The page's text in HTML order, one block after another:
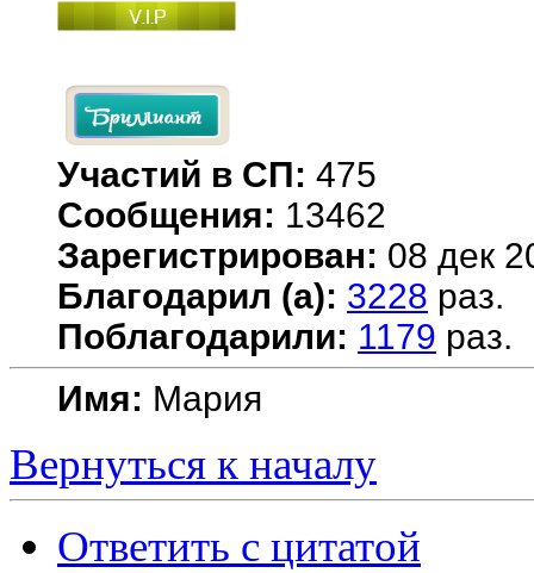
Участий в СП: 475
Сообщения: 13462
Зарегистрирован: 08 дек
Благодарил (а): 3228 раз.
Поблагодарили: 1179 раз.
Имя: Мария
Вернуться к началу
Ответить с цитатой